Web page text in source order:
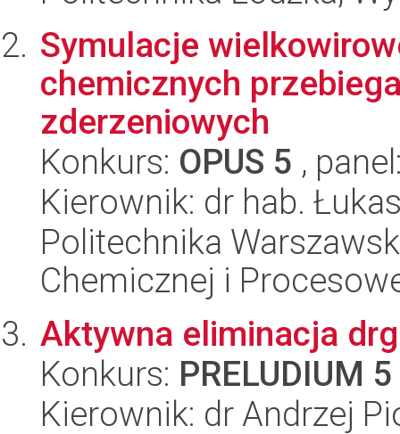
Symulacje
chemicznych
zderzeniowych
Konkurs: OPUS 5 ,
Kierownik: dr hab.
Politechnika
Chemicznej i
Aktywna eliminacja
Konkurs: PRELUDIUM 5
Kierownik: dr Andrzej